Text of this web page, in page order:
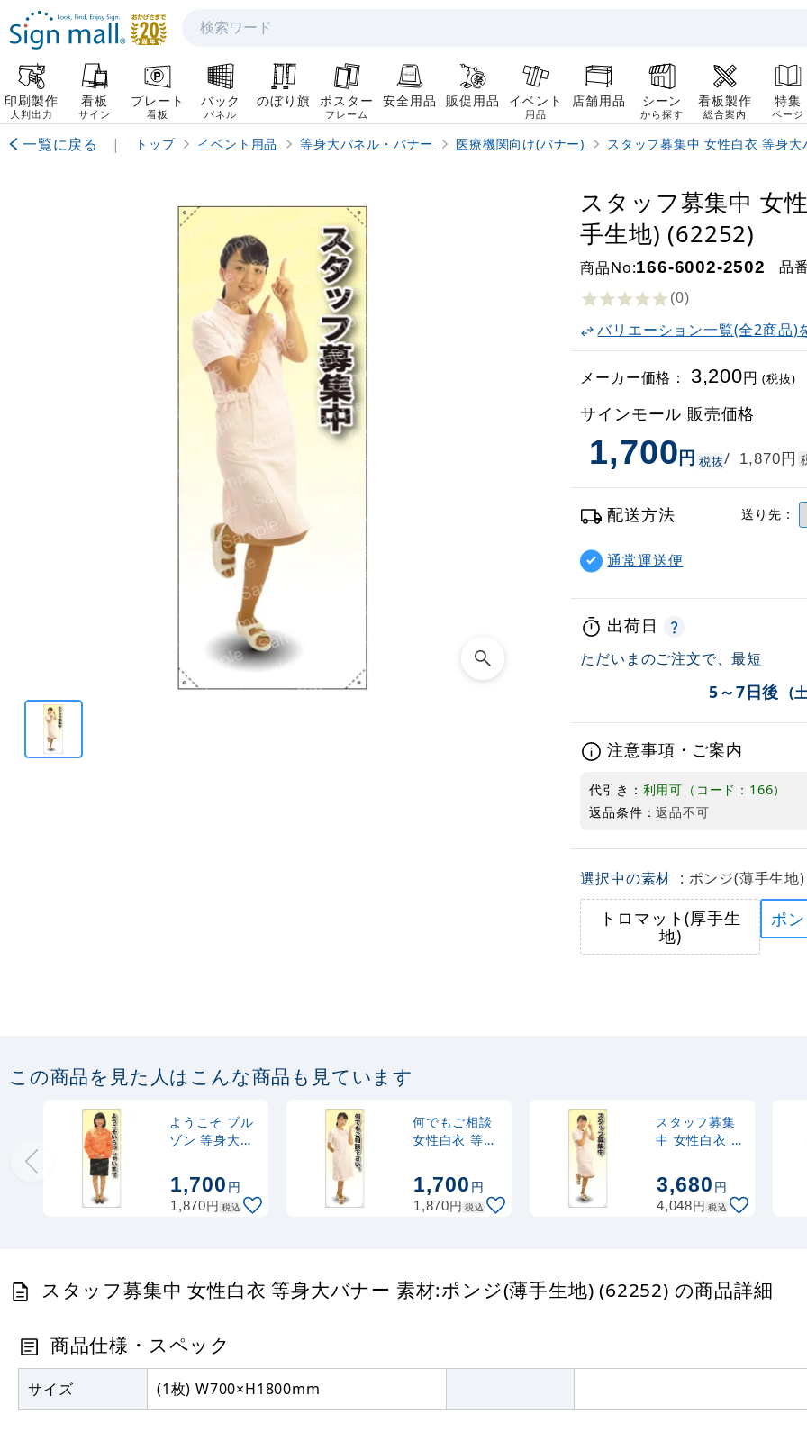
検索
印刷製作
大判出力
看板
サイン
プレート
看板
バック
パネル
のぼり旗 ポスター
フレーム
安全用品 販促用品 イベント
用品
店舗用品 シーン
から探す
看板製作
総合案内
特集
ページ
一覧に戻る | トップ イベント用品 等身大パネル・バナー 医療機関向け(バナー) スタッフ募集中 女性白衣 等身大
スタッフ募集中 女
手生地) (62252)
商品No:166-6002-2502 品
(0)
バリエーション一覧(全2商品)
メーカー価格： 3,200円(税抜)
サインモール 販売価格
1,700円 税抜/ 1,870円
配送方法 送り先：
通常運送便
出荷日
ただいまのご注文で、最短
5～7日後 (
注意事項・ご案内
代引き： 利用可（コード：166）
返品条件：返品不可
選択中の素材 : ポンジ(薄手生地)
トロマット(厚手生
地)
ポ
この商品を見た人はこんな商品も見ています
ようこそ ブル
ゾン 等身大バ
ジ(薄手生地)
(62200)
1,700円
1,870円 税込
何でもご相談
女性白衣 等身
ポンジ(薄手生
地) (62244)
1,700円
1,870円 税込
スタッフ募集
中 女性白衣 等
材:トロマット
(厚手生地)
(62251)
3,680円
4,048円 税込
スタッフ募集中 女性白衣 等身大バナー 素材:ポンジ(薄手生地) (62252) の商品詳細
商品仕様・スペック
サイズ (1枚) W700×H1800mm